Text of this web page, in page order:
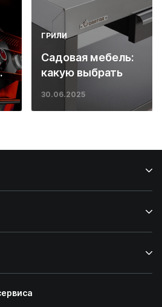
ГРИЛИ
Садовая мебель:
какую выбрать
30.06.2025